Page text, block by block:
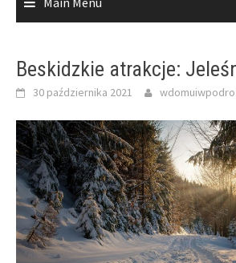
Beskidzkie atrakcje:
30 października 2021